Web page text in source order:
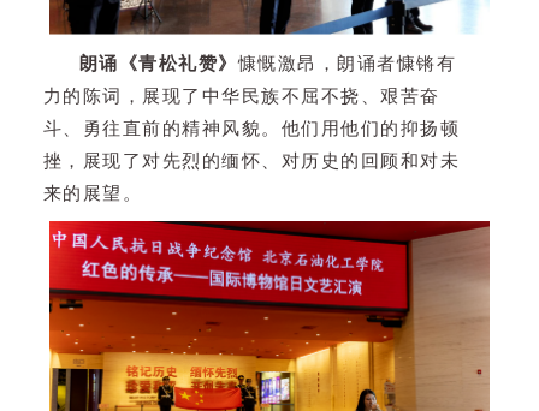
朗诵《青松礼赞》慷慨激昂，朗诵者慷锵有
力的陈词，展现了中华民族不屈不挠、艰苦奋
斗、勇往直前的精神风貌。他们用他们的抑扬顿
挫，展现了对先烈的缅怀、对历史的回顾和对未
来的展望。